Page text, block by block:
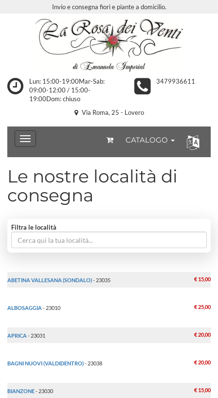
Invio e consegna fiori e piante a domicilio.
Lun: 15:00-19:00Mar-Sab:
09:00-12:00 / 15:00-
19:00Dom: chiuso
3479936611
Via Roma, 25 - Lovero
CATALOGO
Le nostre località di
consegna
Filtra le località
ABETINA VALLESANA (SONDALO)- 23035 € 15,00
ALBOSAGGIA- 23010 € 25,00
APRICA- 23031 € 20,00
BAGNI NUOVI (VALDIDENTRO)- 23038 € 20,00
BIANZONE- 23030 € 15,00